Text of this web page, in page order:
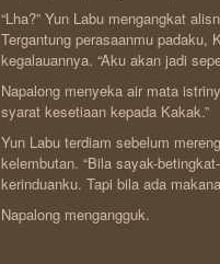
“Lha?” Yun Labu mengangkat
Tergantung perasaanmu padaku,
kegalauannya. “Aku akan jadi
Napalong menyeka air mata
syarat kesetiaan kepada Kakak.”
Yun Labu terdiam sebelum
kelembutan. “Bila sayak-
kerinduanku. Tapi bila ada
Napalong mengangguk.